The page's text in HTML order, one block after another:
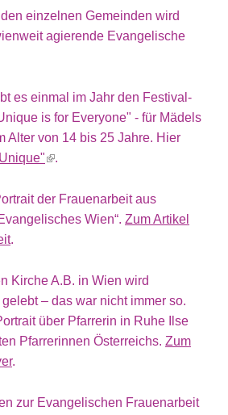
einzelnen Gemeinden wird
agierende Evangelische
es einmal im Jahr den Festival-
is for Everyone" - für Mädels
Alter von 14 bis 25 Jahre. Hier
(link is external)
.
der Frauenarbeit aus
Wien“. Zum Artikel
.
Kirche A.B. in Wien wird
– das war nicht immer so.
über Pfarrerin in Ruhe Ilse
Pfarrerinnen Österreichs. Zum
.
zur Evangelischen Frauenarbeit